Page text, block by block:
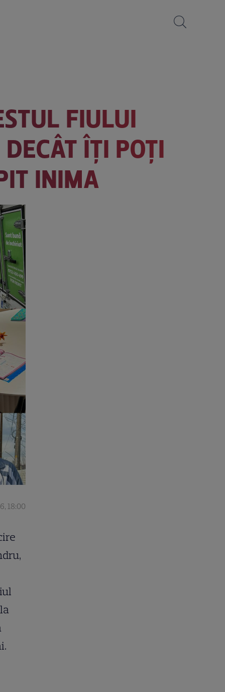
FIULUI
ÎȚI POȚI
INIMA
18:00